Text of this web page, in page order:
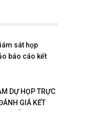
sát họp
báo cáo kết
sát
DỰ HỌP TRỰC
GIÁ KẾT
DỊCH